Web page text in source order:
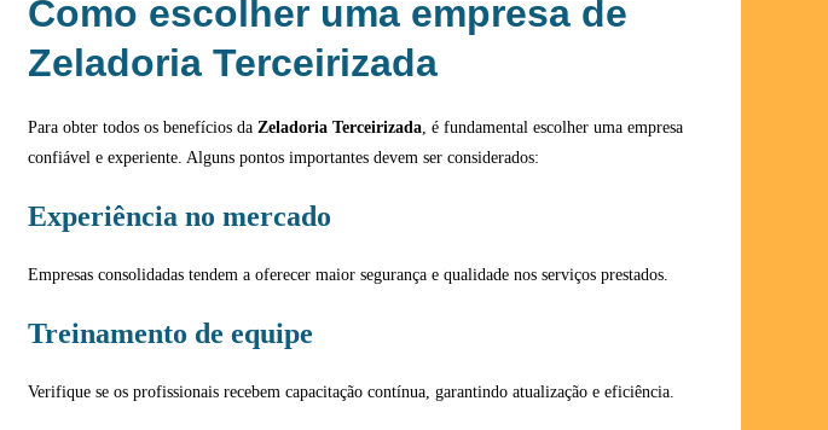
Como escolher uma empresa de
Zeladoria Terceirizada
Para obter todos os benefícios da Zeladoria Terceirizada, é fundamental escolher uma empresa
confiável e experiente. Alguns pontos importantes devem ser considerados:
Experiência no mercado
Empresas consolidadas tendem a oferecer maior segurança e qualidade nos serviços prestados.
Treinamento de equipe
Verifique se os profissionais recebem capacitação contínua, garantindo atualização e eficiência.